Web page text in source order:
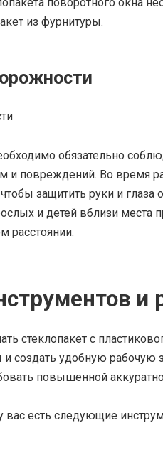
поворотного окна
из фурнитуры.
обязательно
и повреждений. Во время
защитить руки и глаза
и детей вблизи места
расстоянии.
и
стеклопакет с
создать удобную рабочую
повышенной
вас есть следующие